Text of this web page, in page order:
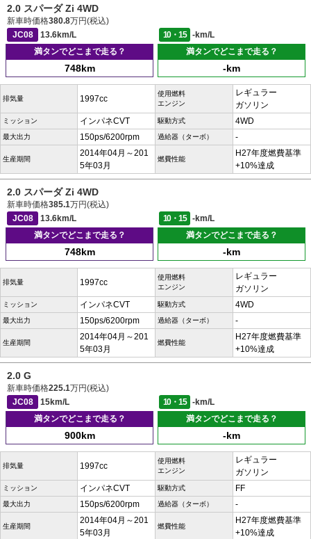
2.0 スパーダ Zi 4WD
新車時価格380.8万円(税込)
JC08
13.6km/L 10・15
-km/L
満タンでどこまで走る？
748km
満タンでどこまで走る？
-km
排気量 1997cc
使用燃料
エンジン
レギュラー
ガソリン
ミッション インパネCVT 駆動方式 4WD
最大出力 150ps/6200rpm 過給器（ターボ） -
生産期間
2014年04月～201
5年03月
燃費性能
H27年度燃費基準
+10%達成
2.0 スパーダ Zi 4WD
新車時価格385.1万円(税込)
JC08
13.6km/L 10・15
-km/L
満タンでどこまで走る？
748km
満タンでどこまで走る？
-km
排気量 1997cc
使用燃料
エンジン
レギュラー
ガソリン
ミッション インパネCVT 駆動方式 4WD
最大出力 150ps/6200rpm 過給器（ターボ） -
生産期間
2014年04月～201
5年03月
燃費性能
H27年度燃費基準
+10%達成
2.0 G
新車時価格225.1万円(税込)
JC08
15km/L 10・15
-km/L
満タンでどこまで走る？
900km
満タンでどこまで走る？
-km
排気量 1997cc
使用燃料
エンジン
レギュラー
ガソリン
ミッション インパネCVT 駆動方式 FF
最大出力 150ps/6200rpm 過給器（ターボ） -
生産期間
2014年04月～201
5年03月
燃費性能
H27年度燃費基準
+10%達成